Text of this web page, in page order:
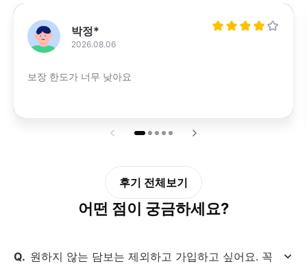
남자
박정*
2026.08.06
보장 한도가 너무 낮아요
후기 전체보기
어떤 점이 궁금하세요?
원하지 않는 담보는 제외하고 가입하고 싶어요. 꼭